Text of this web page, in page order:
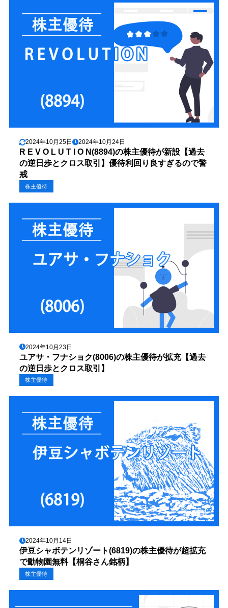
2024年10月25日 2024年10月24日
R E V O L U T I O N(8894)の株主優待が新設【過去
の逆日歩とクロス取引】優待利回り良すぎるので警
戒
株主優待
2024年10月23日
ユアサ・フナショク(8006)の株主優待が拡充【過去
の逆日歩とクロス取引】
株主優待
2024年10月14日
伊豆シャボテンリゾート(6819)の株主優待が超拡充
で動物園無料【桐谷さん銘柄】
株主優待